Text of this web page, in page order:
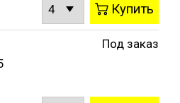
Купить
Под заказ